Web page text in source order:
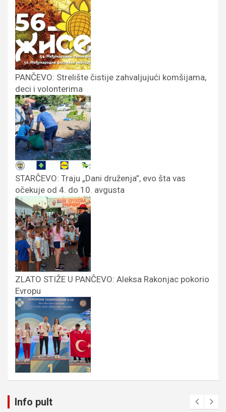
PANČEVO: Strelište čistije zahvaljujući komšijama,
deci i volonterima
STARČEVO: Traju „Dani druženja”, evo šta vas
očekuje od 4. do 10. avgusta
ZLATO STIŽE U PANČEVO: Aleksa Rakonjac pokorio
Evropu
Info pult